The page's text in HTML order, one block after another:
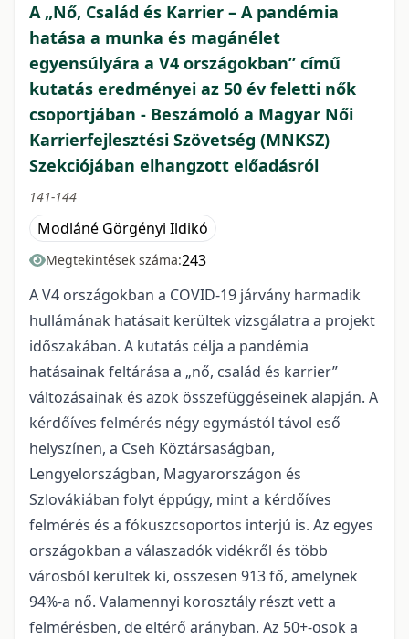
A „Nő, Család és Karrier – A pandémia
hatása a munka és magánélet
egyensúlyára a V4 országokban” című
kutatás eredményei az 50 év feletti nők
csoportjában - Beszámoló a Magyar Női
Karrierfejlesztési Szövetség (MNKSZ)
Szekciójában elhangzott előadásról
141-144
Modláné Görgényi Ildikó
Megtekintések száma:243
A V4 országokban a COVID-19 járvány harmadik
hullámának hatásait kerültek vizsgálatra a projekt
időszakában. A kutatás célja a pandémia
hatásainak feltárása a „nő, család és karrier”
változásainak és azok összefüggéseinek alapján. A
kérdőíves felmérés négy egymástól távol eső
helyszínen, a Cseh Köztársaságban,
Lengyelországban, Magyarországon és
Szlovákiában folyt éppúgy, mint a kérdőíves
felmérés és a fókuszcsoportos interjú is. Az egyes
országokban a válaszadók vidékről és több
városból kerültek ki, összesen 913 fő, amelynek
94%-a nő. Valamennyi korosztály részt vett a
felmérésben, de eltérő arányban. Az 50+-osok a